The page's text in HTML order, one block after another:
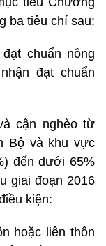
ba tiêu chí sau:
chuẩn nông
đạt chuẩn
cận nghèo từ
Bộ và khu vực
đến dưới 65%
giai đoạn 2016
kiện:
hoặc liên thôn